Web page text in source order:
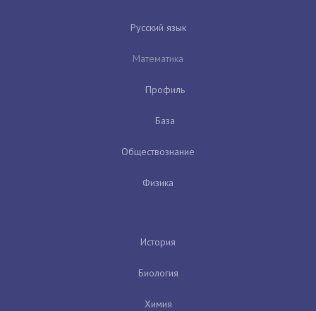
Русский язык
Математика
Профиль
База
Обществознание
Физика
История
Биология
Химия